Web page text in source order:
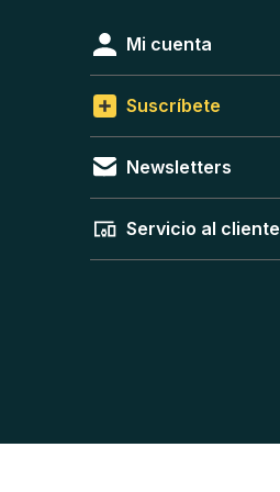
Mi cuenta
Suscríbete
Newsletters
Servicio al cliente